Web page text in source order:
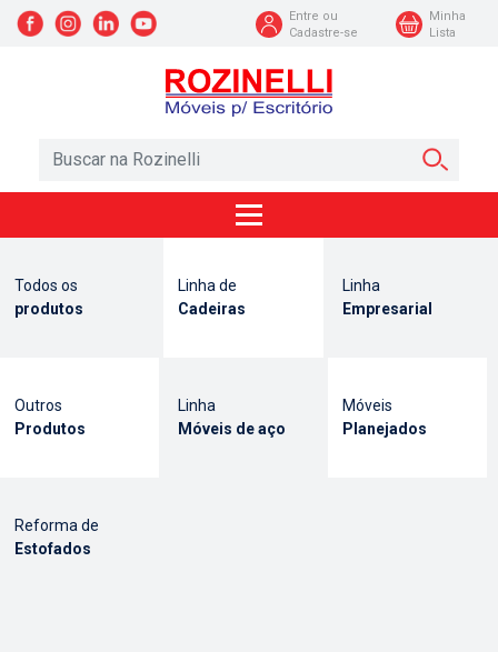
Entre ou
Cadastre-se
Minha
Lista
Todos os
produtos
Linha de
Cadeiras
Linha
Empresarial
Outros
Produtos
Linha
Móveis de aço
Móveis
Planejados
Reforma de
Estofados